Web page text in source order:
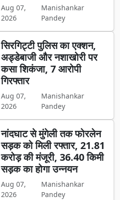
Aug 07,
2026
Manishankar
Pandey
सिरगिट्टी पुलिस का एक्शन,
अड्डेबाजी और नशाखोरी पर
कसा शिकंजा, 7 आरोपी
गिरफ्तार
Aug 07,
2026
Manishankar
Pandey
नांदघाट से मुंगेली तक फोरलेन
सड़क को मिली रफ्तार, 21.81
करोड़ की मंजूरी, 36.40 किमी
सड़क का होगा उन्नयन
Aug 07,
2026
Manishankar
Pandey